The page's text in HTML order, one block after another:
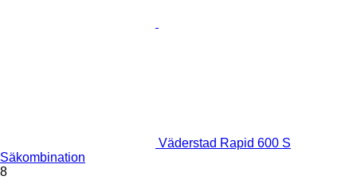
Väderstad Rapid 600 S
Säkombination
8